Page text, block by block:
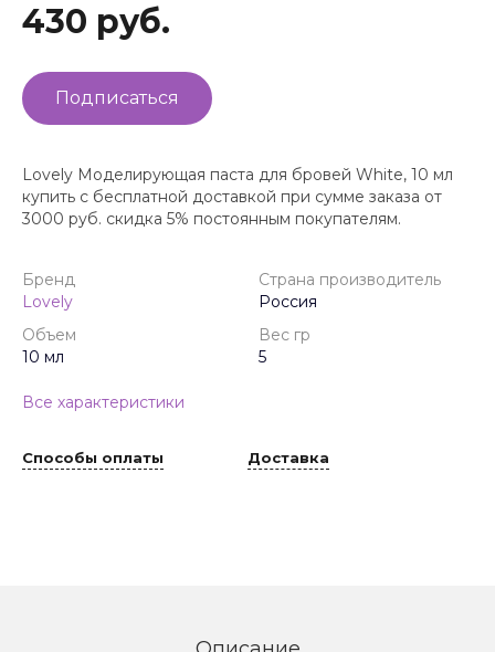
430 руб.
Подписаться
Lovely Моделирующая паста для бровей White, 10 мл
купить с бесплатной доставкой при сумме заказа от
3000 руб. скидка 5% постоянным покупателям.
Бренд
Lovely
Страна производитель
Россия
Объем
10 мл
Вес гр
5
Все характеристики
Способы оплаты Доставка